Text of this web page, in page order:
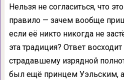
Нельзя не согласиться, что
правило — зачем вообще
если её никто никогда не
эта традиция? Ответ
страдавшему изрядной
был ещё принцем Уэльским,